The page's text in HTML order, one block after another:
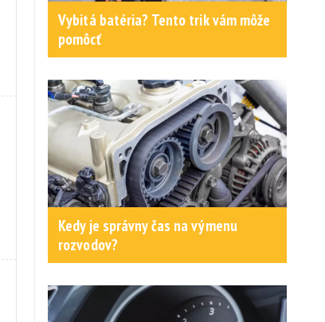
Vybitá batéria? Tento trik vám môže
pomôcť
Kedy je správny čas na výmenu
rozvodov?